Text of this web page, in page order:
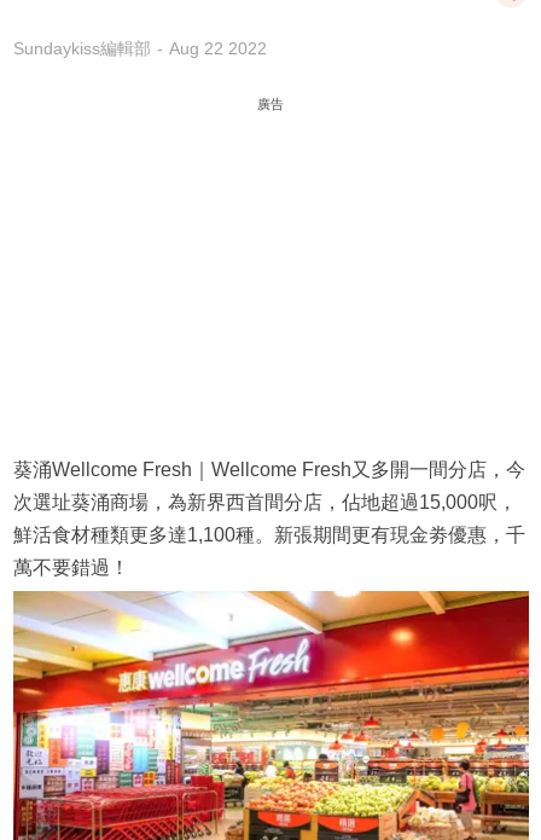
Sundaykiss編輯部 Aug 22 2022
廣告
葵涌Wellcome Fresh｜Wellcome Fresh又多開一間分店，今
次選址葵涌商場，為新界西首間分店，佔地超過15,000呎，
鮮活食材種類更多達1,100種。新張期間更有現金劵優惠，千
萬不要錯過！